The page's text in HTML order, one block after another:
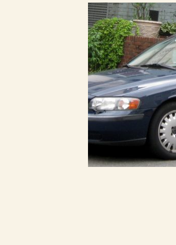
有
す
る
に
は
ク
リ
ッ
ク
し
て
く
だ
さ
い
(新
し
い
ウ
ィ
ウ
き
ま
ク
し
て
Twitter
で
共
有
(新
し
い
ウ
ィ
ン
ド
ウ
で
開
き
ま
す)